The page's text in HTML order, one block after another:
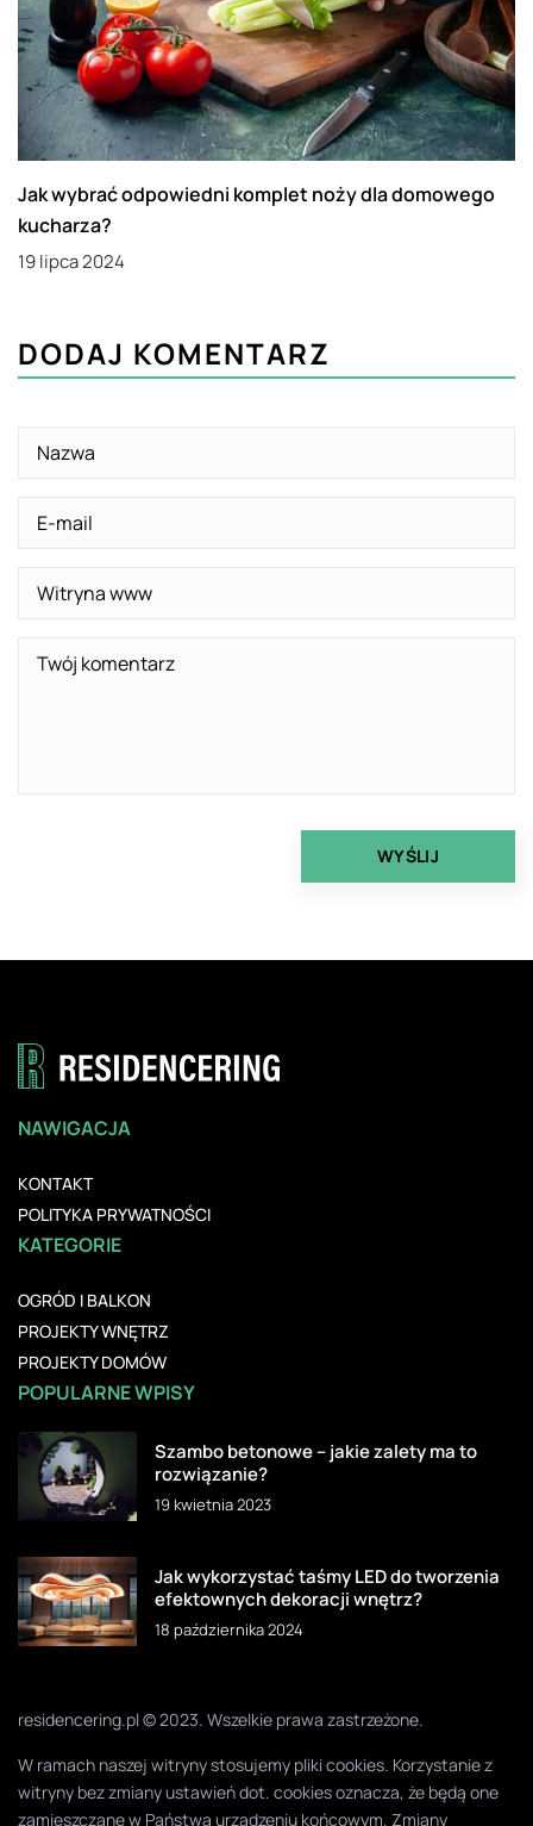
Jak wybrać odpowiedni komplet noży dla domowego
kucharza?
19 lipca 2024
DODAJ KOMENTARZ
NAWIGACJA
KONTAKT
POLITYKA PRYWATNOŚCI
KATEGORIE
OGRÓD I BALKON
PROJEKTY WNĘTRZ
PROJEKTY DOMÓW
POPULARNE WPISY
Szambo betonowe – jakie zalety ma to
rozwiązanie?
19 kwietnia 2023
Jak wykorzystać taśmy LED do tworzenia
efektownych dekoracji wnętrz?
18 października 2024
residencering.pl © 2023. Wszelkie prawa zastrzeżone.
W ramach naszej witryny stosujemy pliki cookies. Korzystanie z
witryny bez zmiany ustawień dot. cookies oznacza, że będą one
zamieszczane w Państwa urządzeniu końcowym. Zmiany